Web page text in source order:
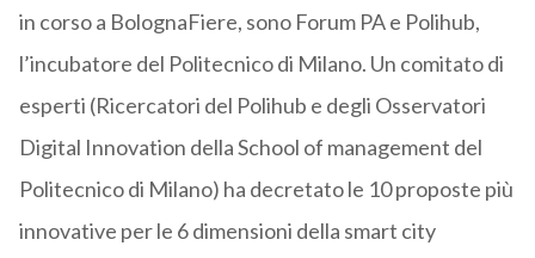
in corso a BolognaFiere, sono Forum PA e Polihub,
l’incubatore del Politecnico di Milano. Un comitato di
esperti (Ricercatori del Polihub e degli Osservatori
Digital Innovation della School of management del
Politecnico di Milano) ha decretato le 10 proposte più
innovative per le 6 dimensioni della smart city